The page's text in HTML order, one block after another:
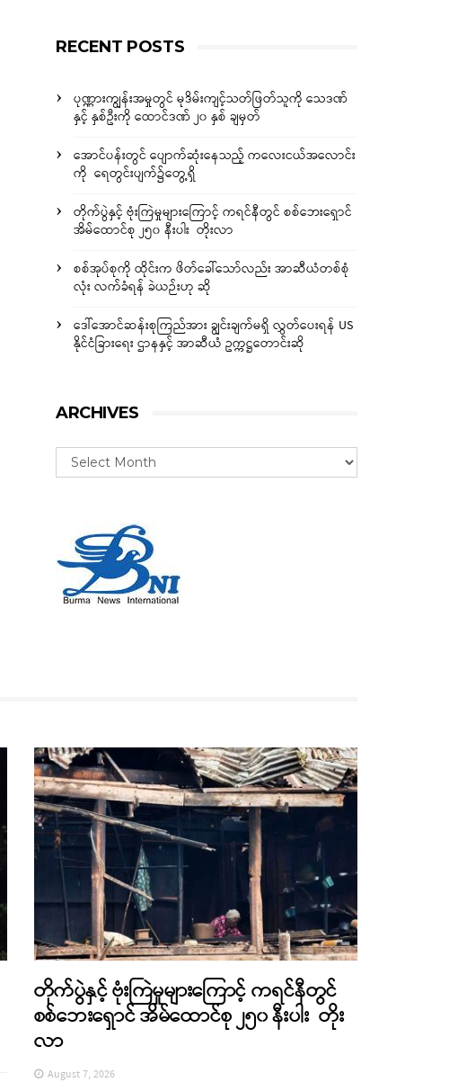
RECENT POSTS
ပုဏ္ဏားကျွန်းအမှုတွင် မုဒိမ်းကျင့်သတ်ဖြတ်သူကို သေဒဏ်
နှင့် နှစ်ဦးကို ထောင်ဒဏ် ၂၀ နှစ် ချမှတ်
အောင်ပန်းတွင် ပျောက်ဆုံးနေသည့် ကလေးငယ်အလောင်း
ကို ရေတွင်းပျက်၌တွေ့ရှိ
တိုက်ပွဲနှင့် ဗုံးကြဲမှုများကြောင့် ကရင်နီတွင် စစ်ဘေးရှောင်
အိမ်ထောင်စု ၂၅၀ နီးပါး တိုးလာ
စစ်အုပ်စုကို ထိုင်းက ဖိတ်ခေါ်သော်လည်း အာဆီယံတစ်စုံ
လုံး လက်ခံရန် ခဲယဉ်းဟု ဆို
ဒေါ်အောင်ဆန်းစုကြည်အား ချွင်းချက်မရှိ လွှတ်ပေးရန် US
နိုင်ငံခြားရေး ဌာနနှင့် အာဆီယံ ဥက္ကဋ္ဌတောင်းဆို
ARCHIVES
တိုက်ပွဲနှင့် ဗုံးကြဲမှုများကြောင့် ကရင်နီတွင်
စစ်ဘေးရှောင် အိမ်ထောင်စု ၂၅၀ နီးပါး တိုး
လာ
August 7, 2026